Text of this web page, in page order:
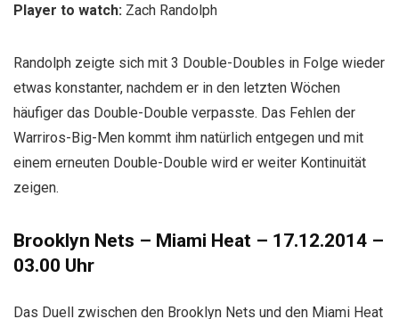
Player to watch: Zach Randolph
Randolph zeigte sich mit 3 Double-Doubles in Folge wieder
etwas konstanter, nachdem er in den letzten Wöchen
häufiger das Double-Double verpasste. Das Fehlen der
Warriros-Big-Men kommt ihm natürlich entgegen und mit
einem erneuten Double-Double wird er weiter Kontinuität
zeigen.
Brooklyn Nets – Miami Heat – 17.12.2014 –
03.00 Uhr
Das Duell zwischen den Brooklyn Nets und den Miami Heat